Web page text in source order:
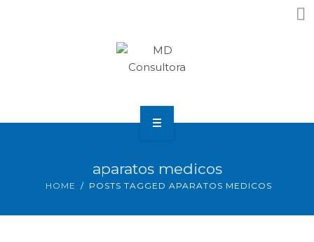
aparatos medicos
HOME POSTS TAGGED APARATOS MEDICOS